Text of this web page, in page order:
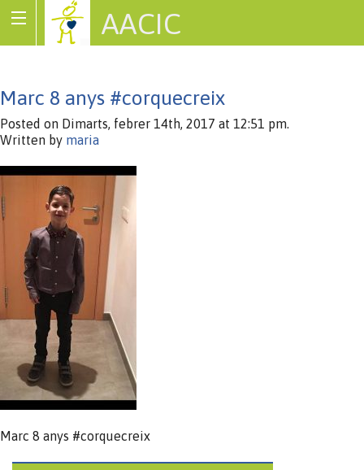
AACIC
Marc 8 anys #corquecreix
Posted on Dimarts, febrer 14th, 2017 at 12:51 pm.
Written by maria
Marc 8 anys #corquecreix